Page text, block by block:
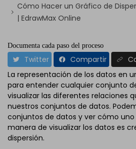
Cómo Hacer un Gráfico de
| EdrawMax Online
Documenta cada paso del proceso
Twitter Compartir
La representación de los datos en
para entender cualquier conjunto
visualizar las diferentes relaciones
nuestros conjuntos de datos.
conjuntos de datos y ver cómo
manera de visualizar los datos es
dispersión.